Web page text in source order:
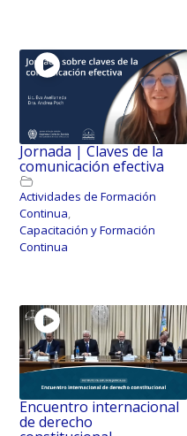
Jornada | Claves de la
comunicación efectiva
Actividades de Formación
Continua,
Capacitación y Formación
Continua
Encuentro internacional
de derecho